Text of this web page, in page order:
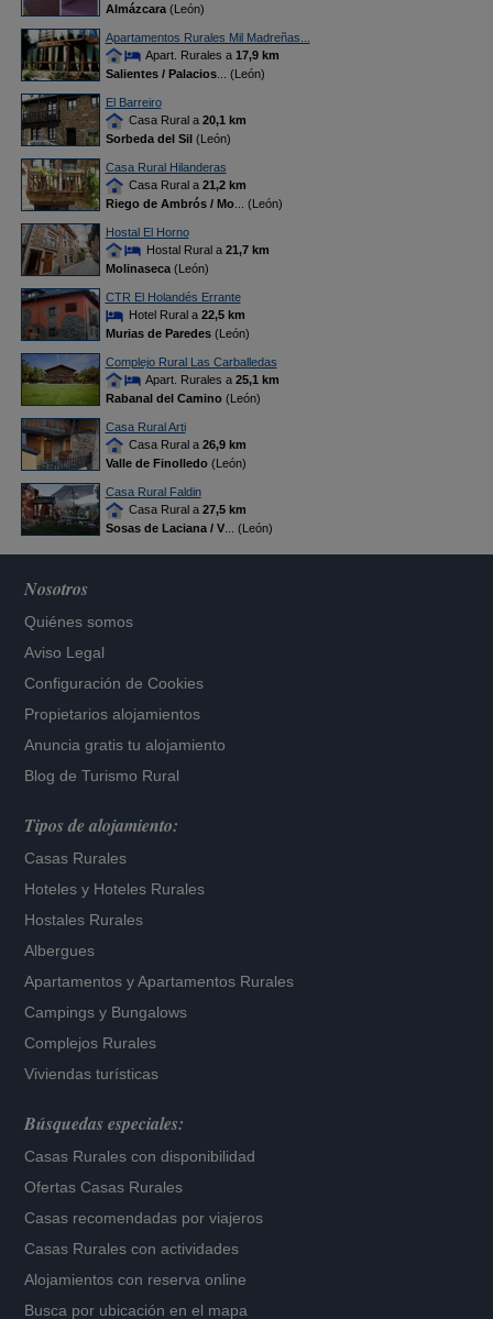
Almázcara(León)
Apartamentos Rurales Mil Madreñas...
Apart. Rurales a 17,9 km
Salientes / Palacios... (León)
El Barreiro
Casa Rural a 20,1 km
Sorbeda del Sil(León)
Casa Rural Hilanderas
Casa Rural a 21,2 km
Riego de Ambrós / Mo... (León)
Hostal El Horno
Hostal Rural a 21,7 km
Molinaseca(León)
CTR El Holandés Errante
Hotel Rural a 22,5 km
Murias de Paredes(León)
Complejo Rural Las Carballedas
Apart. Rurales a 25,1 km
Rabanal del Camino(León)
Casa Rural Arti
Casa Rural a 26,9 km
Valle de Finolledo(León)
Casa Rural Faldin
Casa Rural a 27,5 km
Sosas de Laciana / V... (León)
Nosotros
Quiénes somos
Aviso Legal
Configuración de Cookies
Propietarios alojamientos
Anuncia gratis tu alojamiento
Blog de Turismo Rural
Tipos de alojamiento:
Casas Rurales
Hoteles y Hoteles Rurales
Hostales Rurales
Albergues
Apartamentos yApartamentos Rurales
Campings y Bungalows
Complejos Rurales
Viviendas turísticas
Búsquedas especiales:
Casas Rurales con disponibilidad
Ofertas Casas Rurales
Casas recomendadas por viajeros
Casas Rurales con actividades
Alojamientos con reserva online
Busca por ubicación en el mapa